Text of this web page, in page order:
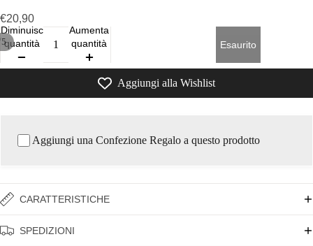
5
€20,90
Diminuisci
quantità
Aumenta
quantità
Esaurito
Aggiungi alla Wishlist
Aggiungi una Confezione Regalo a questo prodotto
CARATTERISTICHE
SPEDIZIONI